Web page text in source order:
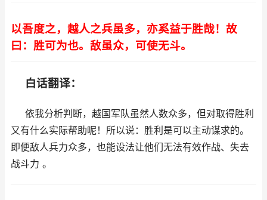
以吾度之，越人之兵虽多，亦奚益于胜哉！故
曰：胜可为也。敌虽众，可使无斗。
白话翻译：
依我分析判断，越国军队虽然人数众多，但对取得胜利
又有什么实际帮助呢！所以说：胜利是可以主动谋求的。
即便敌人兵力众多，也能设法让他们无法有效作战、失去
战斗力 。